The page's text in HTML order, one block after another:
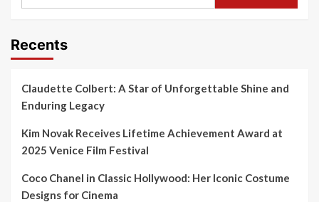
Recents
Claudette Colbert: A Star of Unforgettable Shine and
Enduring Legacy
Kim Novak Receives Lifetime Achievement Award at
2025 Venice Film Festival
Coco Chanel in Classic Hollywood: Her Iconic Costume
Designs for Cinema